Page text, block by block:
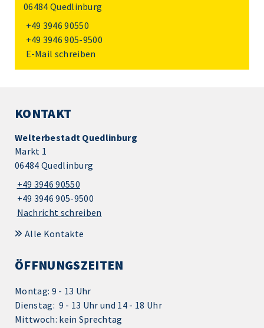
06484 Quedlinburg
+49 3946 90550
+49 3946 905-9500
E-Mail schreiben
KONTAKT
Welterbestadt Quedlinburg
Markt 1
06484 Quedlinburg
+49 3946 90550
+49 3946 905-9500
Nachricht schreiben
Alle Kontakte
ÖFFNUNGSZEITEN
Montag: 9 - 13 Uhr
Dienstag: 9 - 13 Uhr und 14 - 18 Uhr
Mittwoch: kein Sprechtag